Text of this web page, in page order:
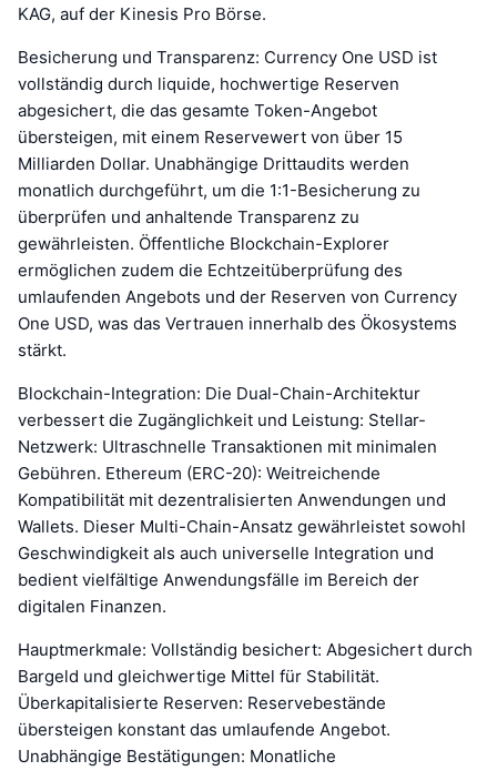
KAG, auf der Kinesis Pro Börse.
Besicherung und Transparenz: Currency One USD ist
vollständig durch liquide, hochwertige Reserven
abgesichert, die das gesamte Token-Angebot
übersteigen, mit einem Reservewert von über 15
Milliarden Dollar. Unabhängige Drittaudits werden
monatlich durchgeführt, um die 1:1-Besicherung zu
überprüfen und anhaltende Transparenz zu
gewährleisten. Öffentliche Blockchain-Explorer
ermöglichen zudem die Echtzeitüberprüfung des
umlaufenden Angebots und der Reserven von Currency
One USD, was das Vertrauen innerhalb des Ökosystems
stärkt.
Blockchain-Integration: Die Dual-Chain-Architektur
verbessert die Zugänglichkeit und Leistung: Stellar-
Netzwerk: Ultraschnelle Transaktionen mit minimalen
Gebühren. Ethereum (ERC-20): Weitreichende
Kompatibilität mit dezentralisierten Anwendungen und
Wallets. Dieser Multi-Chain-Ansatz gewährleistet sowohl
Geschwindigkeit als auch universelle Integration und
bedient vielfältige Anwendungsfälle im Bereich der
digitalen Finanzen.
Hauptmerkmale: Vollständig besichert: Abgesichert durch
Bargeld und gleichwertige Mittel für Stabilität.
Überkapitalisierte Reserven: Reservebestände
übersteigen konstant das umlaufende Angebot.
Unabhängige Bestätigungen: Monatliche